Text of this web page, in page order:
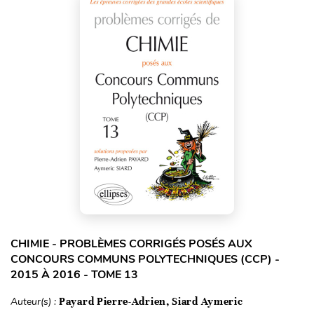
CHIMIE - PROBLÈMES CORRIGÉS POSÉS AUX
CONCOURS COMMUNS POLYTECHNIQUES (CCP) -
2015 À 2016 - TOME 13
Auteur(s) : Payard Pierre-Adrien, Siard Aymeric